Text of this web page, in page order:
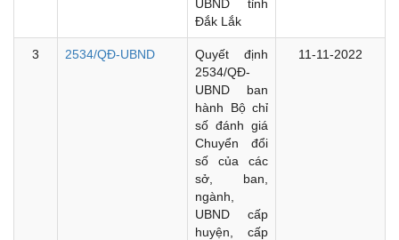
UBND tỉnh
Đắk Lắk
3 2534/QĐ-UBND
Quyết định
2534/QĐ-
UBND ban
hành Bộ chỉ
số đánh giá
Chuyển đổi
số của các
sở, ban,
ngành,
UBND cấp
huyện, cấp
11-11-2022